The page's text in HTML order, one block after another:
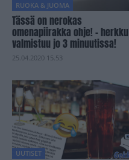
RUOKA & JUOMA
Tässä on nerokas
omenapiirakka ohje! – herkku
valmistuu jo 3 minuutissa!
25.04.2020 15.53
UUTISET